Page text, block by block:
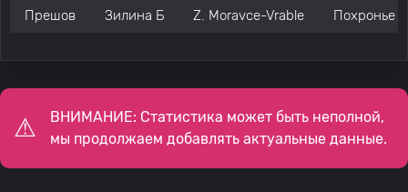
Прешов Зилина Б Z. Moravce-Vrable Похронье
ВНИМАНИЕ: Статистика может быть неполной,
мы продолжаем добавлять актуальные данные.